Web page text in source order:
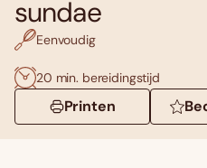
sundae
Eenvoudig
20 min. bereidingstijd
Printen